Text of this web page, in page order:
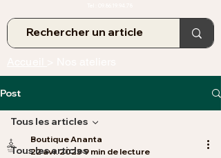
Post
Tous les articles
Tous les articles
Boutique Ananta
22 avr. 2023 9 min de lecture